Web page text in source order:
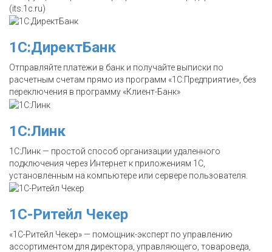
(its.1c.ru)
1С:ДиректБанк
Отправляйте платежи в банк и получайте выписки по
расчетным счетам прямо из программ «1С:Предприятие», без
переключения в программу «Клиент-Банк»
1С:Линк
1С:Линк — простой способ организации удаленного
подключения через Интернет к приложениям 1С,
установленным на компьютере или сервере пользователя.
1C-Ритейл Чекер
«1С-Ритейл Чекер» — помощник-эксперт по управлению
ассортиментом для директора, управляющего, товароведа,